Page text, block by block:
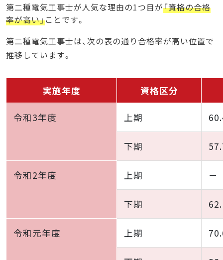
第二種電気工事士が人気な理由の1つ目が「資格の合格
率が高い」ことです。
第二種電気工事士は、次の表の通り合格率が高い位置で
推移しています。
実施年度 資格区分
令和3年度 上期
下期
令和2年度 上期 －
下期
令和元年度 上期